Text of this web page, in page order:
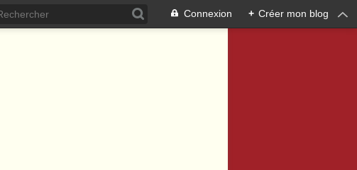
Connexion + Créer mon blog